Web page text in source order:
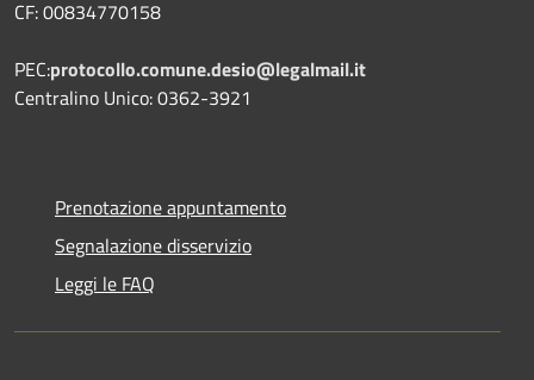
CF: 00834770158
PEC:protocollo.comune.desio@legalmail.it
Centralino Unico: 0362-3921
Prenotazione appuntamento
Segnalazione disservizio
Leggi le FAQ